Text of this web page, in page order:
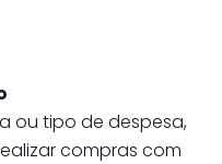
ou tipo de despesa,
compras com